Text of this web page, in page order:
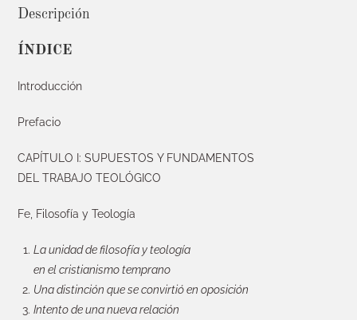
Descripción
ÍNDICE
Introducción
Prefacio
CAPÍTULO I: SUPUESTOS Y FUNDAMENTOS
DEL TRABAJO TEOLÓGICO
Fe, Filosofía y Teología
La unidad de filosofía y teología
en el cristianismo temprano
Una distinción que se convirtió en oposición
Intento de una nueva relación